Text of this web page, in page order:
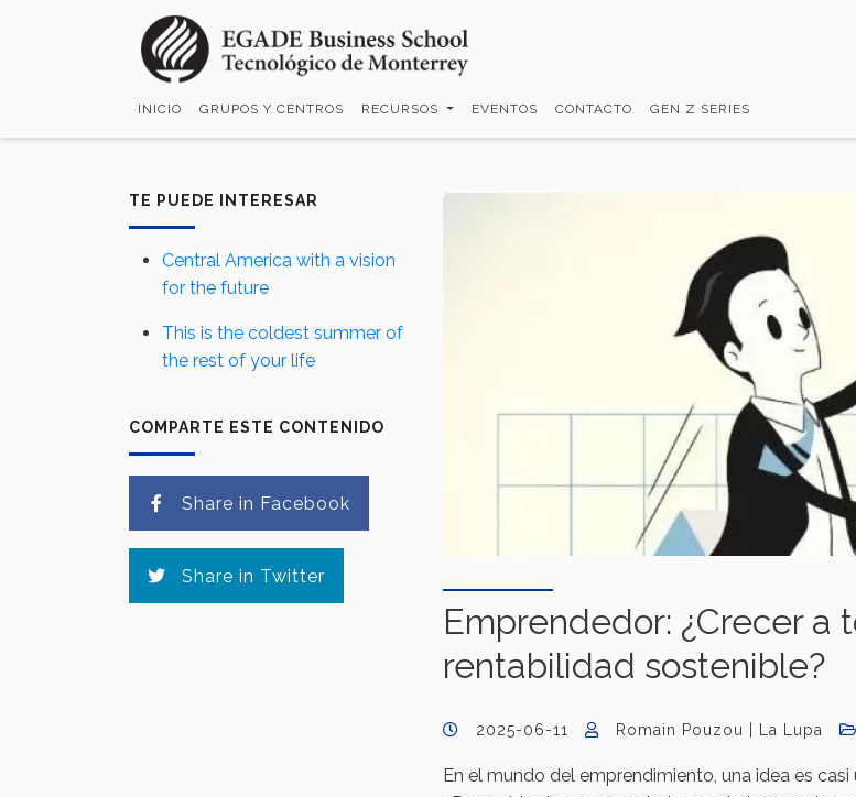
INICIO GRUPOS Y CENTROS RECURSOS EVENTOS CONTACTO GEN Z SERIES
TE PUEDE INTERESAR
Central America with a vision
for the future
This is the coldest summer of
the rest of your life
COMPARTE ESTE CONTENIDO
Share in Facebook
Share in Twitter
Emprendedor: ¿Crecer a
rentabilidad sostenible?
2025-06-11 Romain Pouzou | La Lupa
En el mundo del emprendimiento, una idea es